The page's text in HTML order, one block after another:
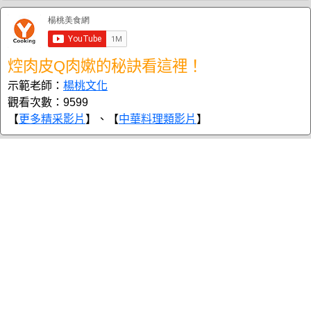
焢肉皮Q肉嫰的秘訣看這裡！
示範老師： 楊桃文化
觀看次數：9599
【更多精采影片 】、【中華料理類影片 】